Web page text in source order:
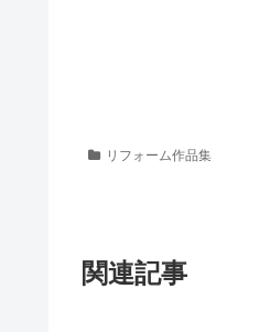
リフォーム作品集
関連記事